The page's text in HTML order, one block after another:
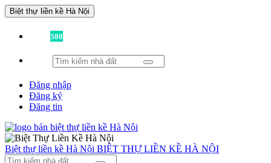
Biệt thự liền kề Hà Nội
580
Đăng nhập
Đăng ký
Đăng tin
Biệt thự liền kề Hà Nội BIỆT THỰ LIỀN KỀ HÀ NỘI